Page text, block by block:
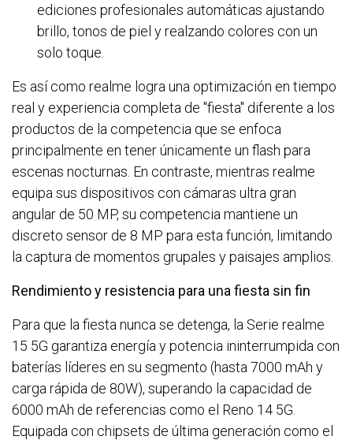
ediciones profesionales automáticas ajustando
brillo, tonos de piel y realzando colores con un
solo toque.
Es así como realme logra una optimización en tiempo
real y experiencia completa de "fiesta" diferente a los
productos de la competencia que se enfoca
principalmente en tener únicamente un flash para
escenas nocturnas. En contraste, mientras realme
equipa sus dispositivos con cámaras ultra gran
angular de 50 MP, su competencia mantiene un
discreto sensor de 8 MP para esta función, limitando
la captura de momentos grupales y paisajes amplios.
Rendimiento y resistencia para una fiesta sin fin
Para que la fiesta nunca se detenga, la Serie realme
15 5G garantiza energía y potencia ininterrumpida con
baterías líderes en su segmento (hasta 7000 mAh y
carga rápida de 80W), superando la capacidad de
6000 mAh de referencias como el Reno 14 5G.
Equipada con chipsets de última generación como el